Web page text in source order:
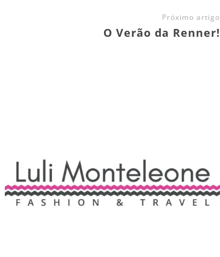
Próximo artigo
O Verão da Renner!